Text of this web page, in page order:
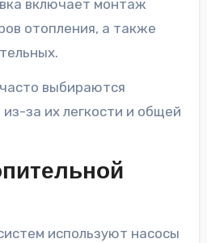
включает монтаж
отопления, а также
выбираются
за их легкости и общей
используют насосы